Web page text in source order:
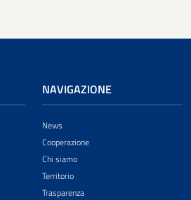
NAVIGAZIONE
News
Cooperazione
Chi siamo
Territorio
Trasparenza